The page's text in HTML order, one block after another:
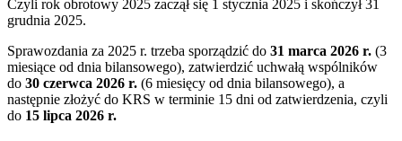
Czyli rok obrotowy 2025 zaczął się 1 stycznia 2025 i skończył 31
grudnia 2025.
Sprawozdania za 2025 r. trzeba sporządzić do 31 marca 2026 r. (3
miesiące od dnia bilansowego), zatwierdzić uchwałą wspólników
do 30 czerwca 2026 r. (6 miesięcy od dnia bilansowego), a
następnie złożyć do KRS w terminie 15 dni od zatwierdzenia, czyli
do 15 lipca 2026 r.